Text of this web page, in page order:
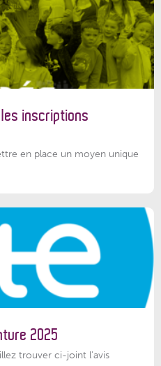
inscriptions
en place un moyen unique
2025
trouver ci-joint l'avis